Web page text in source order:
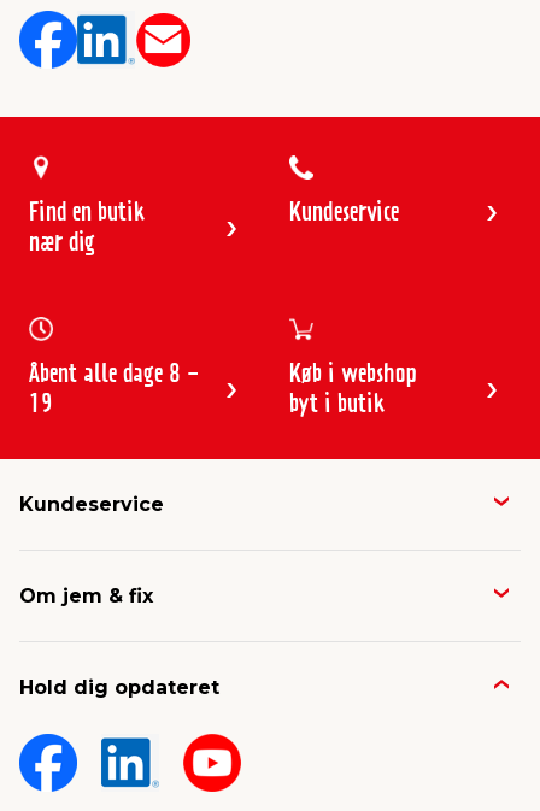
Find en butik
nær dig
Kundeservice
Åbent alle dage 8 -
19
Køb i webshop
byt i butik
Kundeservice
Avisen
Fragt & levering
Om jem & fix
Nyheder & presse
Om jem & fix
Sponsorater & projekter
Hold dig opdateret